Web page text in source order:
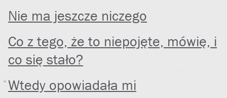
Nie ma jeszcze niczego
Co z tego, że to niepojęte, mówię, i
co się stało?
Wtedy opowiadała mi